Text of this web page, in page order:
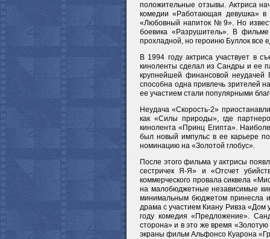
положительные отзывы. Актриса
комедии «Работающая девушка»
«Любовный напиток №9». Но
боевика «Разрушитель». В
прохладной, но героиню Буллок все
В 1994 году актриса участвует в
киноленты сделал из Сандры и ее
крупнейшей финансовой неудачей
способна одна привлечь зрителей
ее участием стали популярными
Неудача «Скорость-2»
как «Силы природы», где
кинолента «Принц Египта».
был новый импульс в ее карьере
номинацию на «Золотой глобус».
После этого фильма у актрисы
сестричек Я-Я» и «Отсчет
коммерческого провала сиквела
на малобюджетные независимые
минимальным бюджетом принесла
драма с участием Киану Ривза «Дом
году комедия «Предложение».
сторона» и в это же время
экраны фильм Альфонсо Куарона